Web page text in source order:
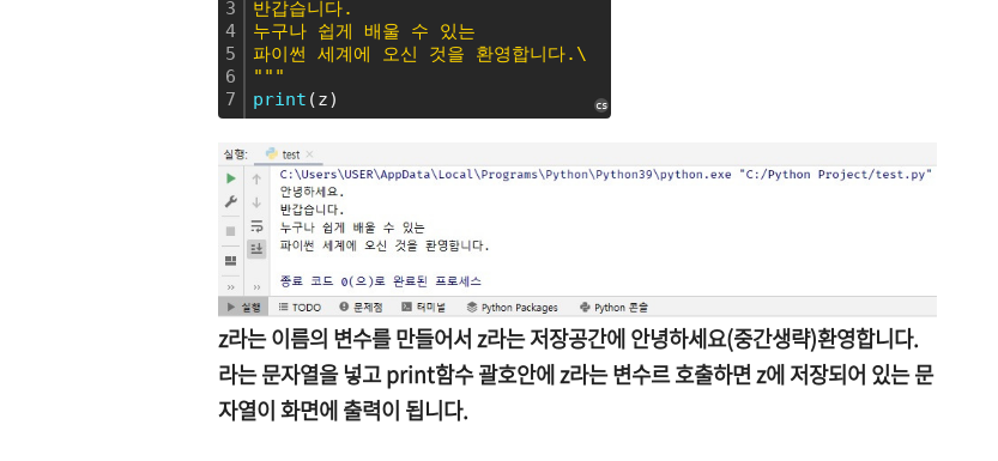
3
4
5
6
7
반갑습니다.
누구나 쉽게 배울 수 있는
파이썬 세계에 오신 것을 환영합니다.\
" ""
print (z) cs
z라는 이름의 변수를 만들어서 z라는 저장공간에 안녕하세요(중간생략)환영합니다.
라는 문자열을 넣고 print함수 괄호안에 z라는 변수르 호출하면 z에 저장되어 있는 문
자열이 화면에 출력이 됩니다.